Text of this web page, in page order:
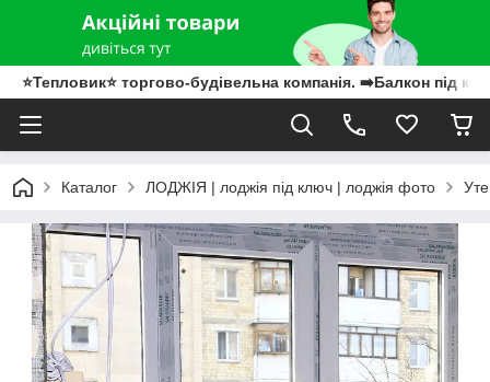
⭐Тепловик⭐ торгово-будівельна компанія. ➡️Балкон під
Каталог ЛОДЖІЯ | лоджія під ключ | лоджія фото